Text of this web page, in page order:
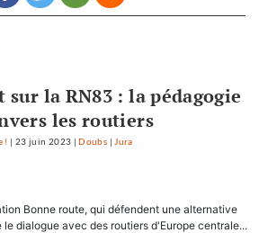
la RN83 : la pédagogie
les routiers
! | 23 juin 2023 |Doubs | Jura
Bonne route, qui défendent une alternative
dialogue avec des routiers d'Europe centrale...